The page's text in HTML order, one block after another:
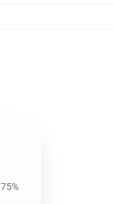
75%